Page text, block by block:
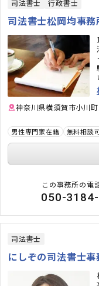
司法書士 行政書士
司法書士松岡均事務
神奈川県横須賀市小川
男性専門家在籍 無料相談
この事務所の電
050-
司法書士
にしぞの司法書士事